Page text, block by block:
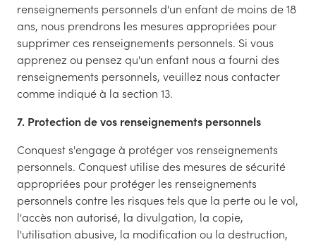
renseignements personnels d'un enfant de moins de 18
ans, nous prendrons les mesures appropriées pour
supprimer ces renseignements personnels. Si vous
apprenez ou pensez qu'un enfant nous a fourni des
renseignements personnels, veuillez nous contacter
comme indiqué à la section 13.
7. Protection de vos renseignements personnels
Conquest s'engage à protéger vos renseignements
personnels. Conquest utilise des mesures de sécurité
appropriées pour protéger les renseignements
personnels contre les risques tels que la perte ou le vol,
l'accès non autorisé, la divulgation, la copie,
l'utilisation abusive, la modification ou la destruction,